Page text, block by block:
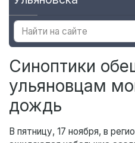
Синоптики
ульяновцам
дождь
В пятницу, 17 ноября, в